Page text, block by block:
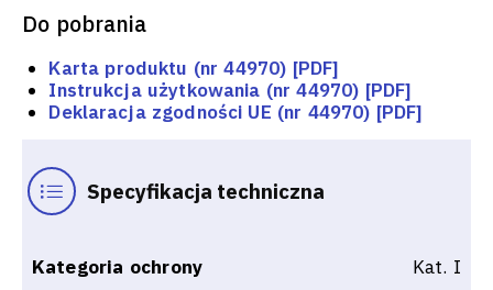
Do pobrania
Karta produktu (nr 44970) [PDF]
Instrukcja użytkowania (nr 44970) [PDF]
Deklaracja zgodności UE (nr 44970) [PDF]
Specyfikacja techniczna
Kategoria ochrony Kat. I